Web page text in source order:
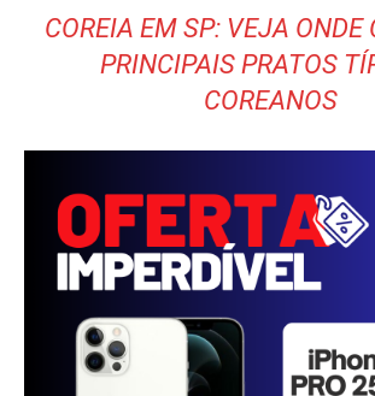
COREIA EM SP: VEJA ONDE
PRINCIPAIS PRATOS
COREANOS